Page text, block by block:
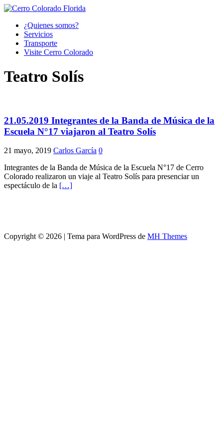
¿Quienes somos?
Servicios
Transporte
Visite Cerro Colorado
Teatro Solís
21.05.2019 Integrantes de la Banda de Música de la
Escuela N°17 viajaron al Teatro Solís
21 mayo, 2019 Carlos García 0
Integrantes de la Banda de Música de la Escuela N°17 de Cerro
Colorado realizaron un viaje al Teatro Solís para presenciar un
espectáculo de la […]
Copyright © 2026 | Tema para WordPress de MH Themes